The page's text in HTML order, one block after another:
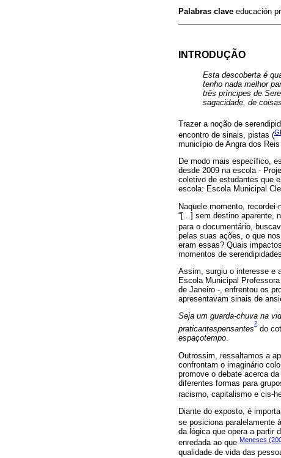
Palabras clave educación
INTRODUÇÃO
Esta descoberta é
tenho nada melhor
três príncipes de
sagacidade, de
Trazer a noção de
encontro de sinais, pistas (
município de Angra dos
De modo mais específico,
desde 2009 na escola -
coletivo de estudantes que
escola: Escola Municipal
Naquele momento,
“[...] sem destino aparente,
para o documentário,
pelas suas ações, o que
eram essas? Quais
momentos de
Assim, surgiu o interesse e
Escola Municipal
de Janeiro -, enfrentou os
apresentavam sinais de
Seja um guarda-chuva na
praticantespensantes
2
do
espaçotempo.
Outrossim, ressaltamos a
confrontam o imaginário
promove o debate acerca
diferentes formas para
racismo, capitalismo e cis-
Diante do exposto, é
se posiciona paralelamente
da lógica que opera a partir
enredada ao que Meneses
qualidade de vida das